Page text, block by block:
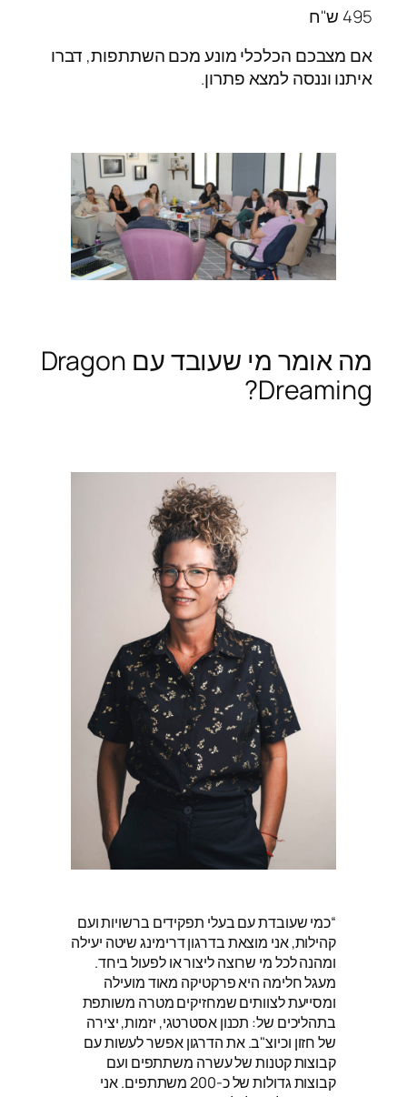
495 ש"ח
אם מצבכם הכלכלי מונע מכם השתתפות, דברו
איתנו וננסה למצא פתרון.
מה אומר מי שעובד עם Dragon
Dreaming?
“כמי שעובדת עם בעלי תפקידים ברשויות ועם
קהילות, אני מוצאת בדרגון דרימינג שיטה יעילה
ומהנה לכל מי שרוצה ליצור או לפעול ביחד.
מעגל חלימה היא פרקטיקה מאוד מועילה
ומסייעת לצוותים שמחזיקים מטרה משותפת
בתהליכים של: תכנון אסטרטגי, יזמות, יצירה
של חזון וכיוצ"ב. את הדרגון אפשר לעשות עם
קבוצות קטנות של עשרה משתתפים ועם
קבוצות גדולות של כ-200 משתתפים. אני